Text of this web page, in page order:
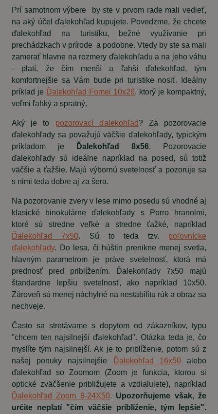
strana
Prí samotnom výbere by ste v prvom rade mali vedieť,
na aký účel ďalekohľad kupujete. Povedzme, že chcete
ďalekohľad na turistiku, bežné využívanie pri
prechádzkach v prírode a podobne. Vtedy by ste sa mali
zamerať hlavne na rozmery ďalekohľadu a na jeho váhu
- platí, že čím menší a ľahší ďalekohľad, tým
komfortnejšie sa Vám bude pri turistike nosiť. Ideálny
príklad je Ďalekohľad Fomei 10x26, ktorý je kompaktný,
veľmi ľahký a spratný.
Aký je to pozorovací ďalekohľad? Za pozorovacie
ďalekohľady sa považujú väčšie ďalekohľady, typickým
príkladom je
Ďalekohľad 8x56. Pozorovacie
ďalekohľady sú ideálne napríklad na posed, sú totiž
väčšie a ťažšie. Majú výbornú svetelnosť a pozoruje sa
s nimi teda dobre aj za šera.
Na pozorovanie zvery v lese mimo posedu sú vhodné aj
klasické binokulárne ďalekohľady s Porro hranolmi,
ktoré sú stredne veľké a stredne ťažké, napríklad
Ďalekohľad 7x50. Sú to teda tzv. poľovnícke
ďalekohľady. Do lesa, či húštin prenikne menej svetla,
hlavným parametrom je práve svetelnosť, ktorá má
prednosť pred priblížením. Ďalekohľady 7x50 majú
štandardne lepšiu svetelnosť, ako napríklad 10x50.
Zároveň sú menej náchylné na nestabilitu rúk a obraz sa
nechveje.
Často sa stretávame s dopytom od zákazníkov, typu
"chcem ten najsilnejší ďalekohľad". Otázka teda je, čo
myslíte tým najsilnejší. Ak je to priblíženie, potom sú z
našej ponuky najsilnejšie
Ďalekohľad 16x50alebo
ďalekohľad so Zoomom (Zoom je funkcia, ktorou si
optické zväčšenie približujete a vzdialujete), napríklad
Ďalekohľad Zoom 8-24X50. Upozorňujeme však, že
určite neplatí "čím väčšie priblíženie, tým lepšie".